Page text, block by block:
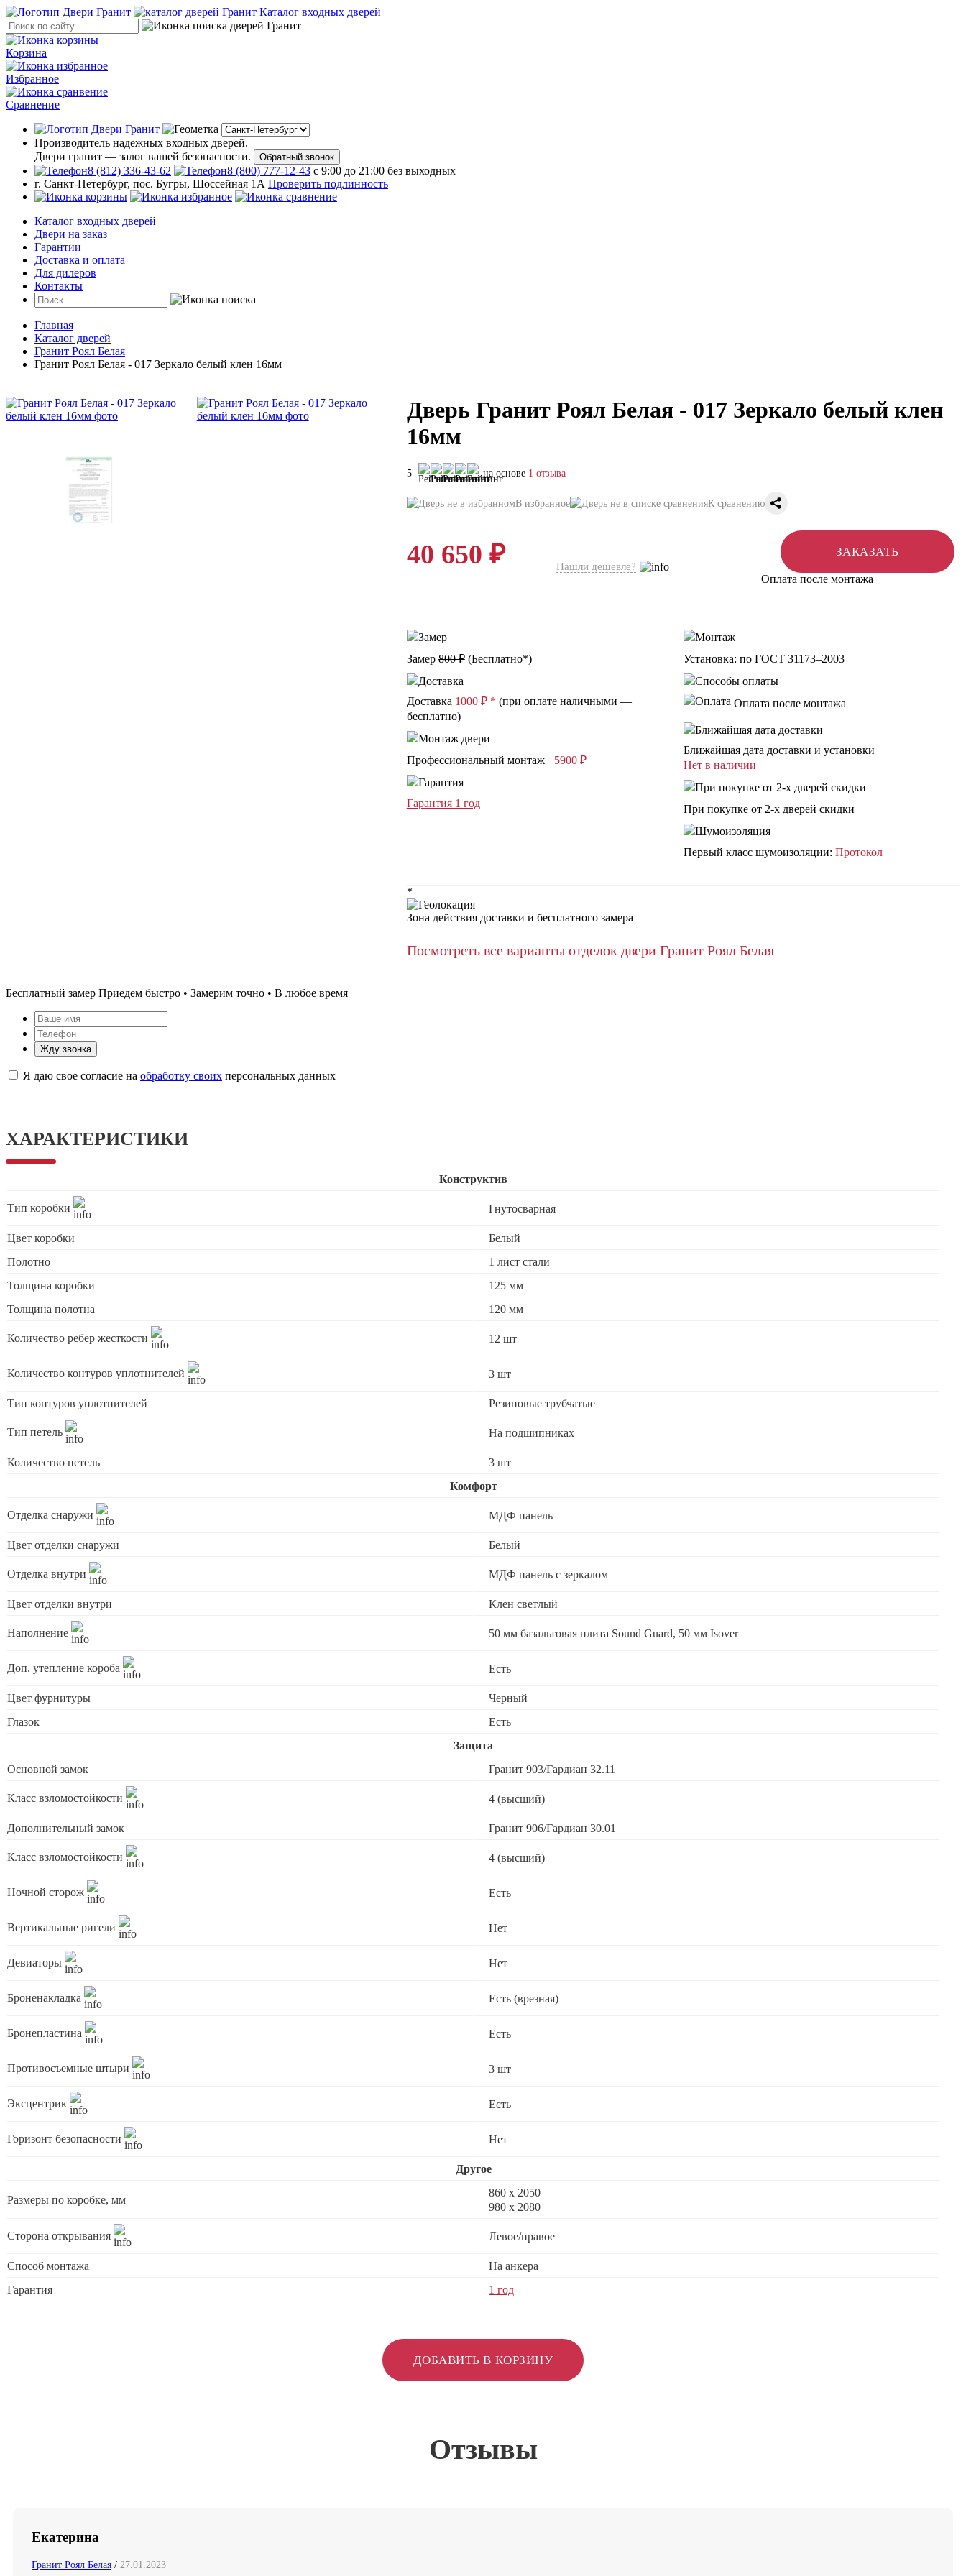
Каталог входных дверей
Корзина
Избранное
Сравнение
Производитель надежных входных дверей.
Двери гранит — залог вашей безопасности.
Обратный звонок
8 (812) 336-43-62 8 (800) 777-12-43 с 9:00 до 21:00 без выходных
г. Санкт-Петербург, пос. Бугры, Шоссейная 1А Проверить подлинность
Каталог входных дверей
Двери на заказ
Гарантии
Доставка и оплата
Для дилеров
Контакты
Главная
Каталог дверей
Гранит Роял Белая
Гранит Роял Белая - 017 Зеркало белый клен 16мм
Дверь Гранит Роял Белая - 017 Зеркало белый клен
16мм
5 на основе 1 отзыва
В избранное К сравнению
40 650 ₽ Нашли дешевле?
ЗАКАЗАТЬ
Оплата после монтажа
Замер800 ₽(Бесплатно*)
Доставка 1000 ₽ * (при оплате наличными —
бесплатно)
Профессиональный монтаж +5900 ₽
Гарантия 1 год
Установка: по ГОСТ 31173–2003
Оплата после монтажа
Ближайшая дата доставки и установки
Нет в наличии
При покупке от 2-х дверей скидки
Первый класс шумоизоляции: Протокол
*
Зона действия доставки и бесплатного замера
Посмотреть все варианты отделок двери Гранит Роял Белая
Бесплатный замер Приедем быстро • Замерим точно • В любое время
Жду звонка
Я даю свое согласие на обработку своих персональных данных
ХАРАКТЕРИСТИКИ
Конструктив
Тип коробки Гнутосварная
Цвет коробки
Белый
Полотно
1 лист стали
Толщина коробки
125 мм
Толщина полотна
120 мм
Количество ребер жесткости 12 шт
Количество контуров уплотнителей 3 шт
Тип контуров уплотнителей Резиновые трубчатые
Тип петель На подшипниках
Количество петель
3 шт
Комфорт
Отделка снаружи МДФ панель
Цвет отделки снаружи Белый
Отделка внутри МДФ панель с зеркалом
Цвет отделки внутри Клен светлый
Наполнение 50 мм базальтовая плита Sound Guard, 50 мм Isover
Доп. утепление короба Есть
Цвет фурнитуры
Черный
Глазок
Есть
Защита
Основной замок
Гранит 903/Гардиан 32.11
Класс взломостойкости 4 (высший)
Дополнительный замок Гранит 906/Гардиан 30.01
Класс взломостойкости 4 (высший)
Ночной сторож Есть
Вертикальные ригели Нет
Девиаторы Нет
Броненакладка Есть (врезная)
Бронепластина Есть
Противосъемные штыри 3 шт
Эксцентрик Есть
Горизонт безопасности Нет
Другое
Размеры по коробке, мм
860 х 2050
980 x 2080
Сторона открывания Левое/правое
Способ монтажа
На анкера
Гарантия
1 год
ДОБАВИТЬ В КОРЗИНУ
Отзывы
Екатерина
Гранит Роял Белая / 27.01.2023